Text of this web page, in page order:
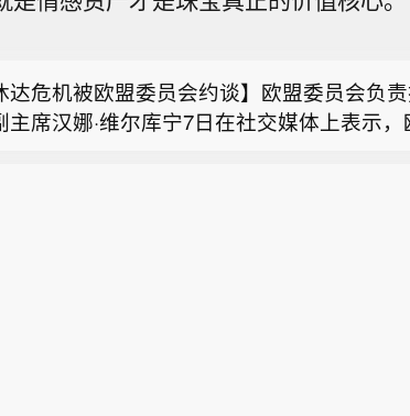
在危机期间加强内容监测并采取果断措施。
查机构的合作。 休达位于非洲西北部、直
岸，与摩洛哥接壤。日前，大批非法移民
达危机被欧盟委员会约谈】欧盟委员会负
席汉娜·维尔库宁7日在社交媒体上表示，